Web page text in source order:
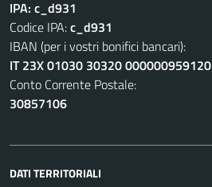
IPA: c_d931
Codice IPA:c_d931
IBAN (per i vostri bonifici bancari):
IT 23X 01030 30320 000000959120
Conto Corrente Postale:
30857106
DATI TERRITORIALI